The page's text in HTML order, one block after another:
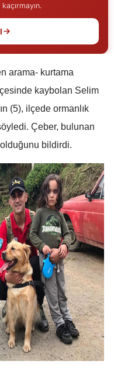
arama- kurtama
kaybolan Selim
(5), ilçede ormanlık
Çeber, bulunan
olduğunu bildirdi.